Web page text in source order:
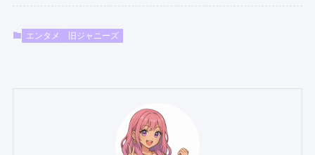
エンタメ 旧ジャニーズ